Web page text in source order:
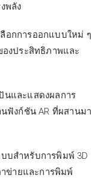
พลัง
ลือกการออกแบบใหม่ ๆ
งประสิทธิภาพและ
นและแสดงผลการ
ฟังก์ชัน AR ที่ผสานมา
บสำหรับการพิมพ์ 3D
าข่ายและการพิมพ์